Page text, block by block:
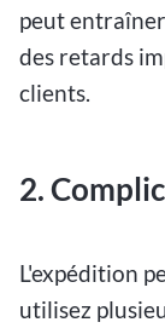
peut
des retards
clients.
2.
L'expédition
utilisez